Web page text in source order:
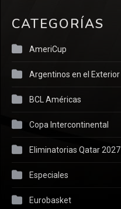
CATEGORÍAS
AmeriCup
Argentinos en el Exterior
BCL Américas
Copa Intercontinental
Eliminatorias Qatar 2027
Especiales
Eurobasket